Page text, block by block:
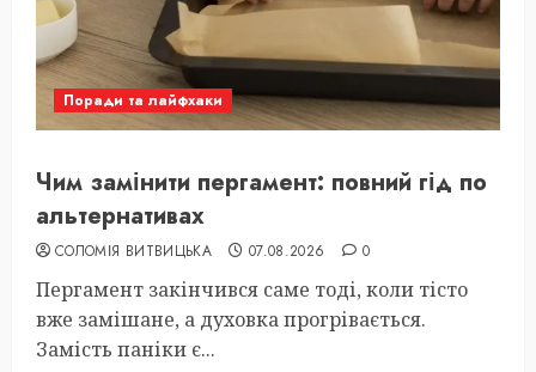
Поради та лайфхаки
Чим замінити пергамент: повний гід по
альтернативах
СОЛОМІЯ ВИТВИЦЬКА 07.08.2026 0
Пергамент закінчився саме тоді, коли тісто
вже замішане, а духовка прогрівається.
Замість паніки є...